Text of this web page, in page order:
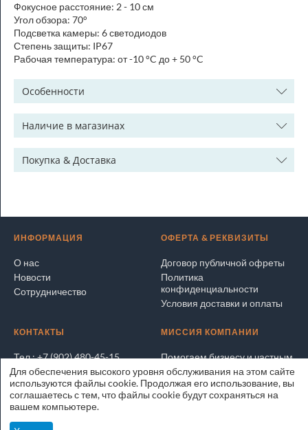
Фокусное расстояние: 2 - 10 см
Угол обзора: 70°
Подсветка камеры: 6 светодиодов
Степень защиты: IP67
Рабочая температура: от -10 °C до + 50 °C
Особенности
Наличие в магазинах
Покупка & Доставка
ИНФОРМАЦИЯ
О нас
Новости
Сотрудничество
ОФЕРТА & РЕКВИЗИТЫ
Договор публичной офреты
Политика
конфиденциальности
Условия доставки и оплаты
КОНТАКТЫ
Тел.: +7 (902) 480-45-15
Написать электронное
письмо
Адрес на карте
МИССИЯ КОМПАНИИ
Помогаем бизнесу и частным
лицам покупать и продавать
выгодно и безопасно
ЭксперТРЕЙД.РУ © 2025
Для обеспечения высокого уровня обслуживания на этом сайте
используются файлы cookie. Продолжая его использование, вы
соглашаетесь с тем, что файлы cookie будут сохраняться на
вашем компьютере.